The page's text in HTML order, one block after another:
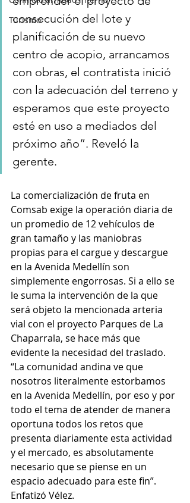
Turismo
consecución del lote y
planificación de su nuevo
centro de acopio, arrancamos
con obras, el contratista inició
con la adecuación del terreno y
esperamos que este proyecto
esté en uso a mediados del
próximo año”. Reveló la
gerente.
La comercialización de fruta en
Comsab exige la operación diaria de
un promedio de 12 vehículos de
gran tamaño y las maniobras
propias para el cargue y descargue
en la Avenida Medellín son
simplemente engorrosas. Si a ello se
le suma la intervención de la que
será objeto la mencionada arteria
vial con el proyecto Parques de La
Chaparrala, se hace más que
evidente la necesidad del traslado.
“La comunidad andina ve que
nosotros literalmente estorbamos
en la Avenida Medellín, por eso y por
todo el tema de atender de manera
oportuna todos los retos que
presenta diariamente esta actividad
y el mercado, es absolutamente
necesario que se piense en un
espacio adecuado para este fin”.
Enfatizó Vélez.